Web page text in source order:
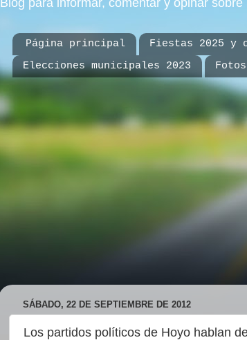
Página principal Fiestas 2025 y
Elecciones municipales 2023
SÁBADO, 22 DE SEPTIEMBRE DE 2012
Los partidos políticos de Hoyo hablan